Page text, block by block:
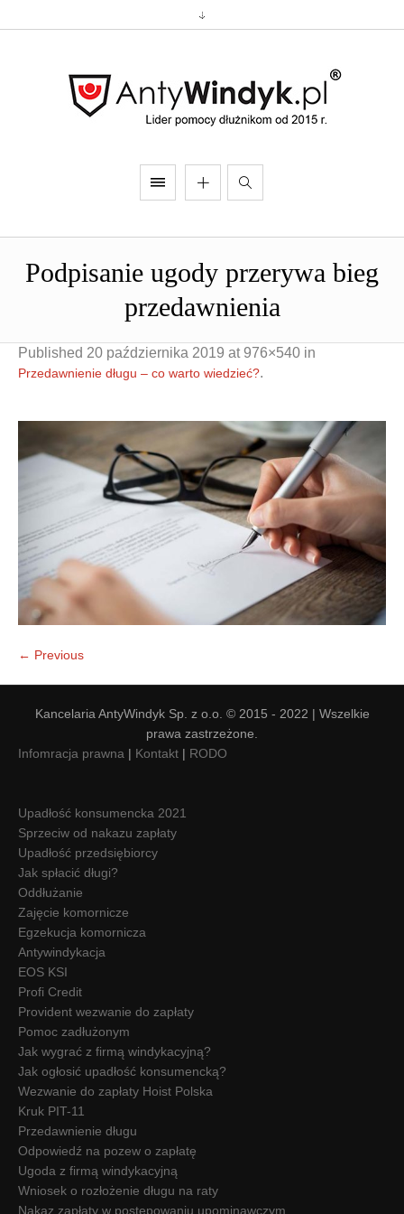
Doradztwo prawne
Doradztwo & konsulting
Negocjacje z wierzycielami
Doradztwo & konsulting
Podpisanie ugody przerywa bieg
przedawnienia
Published 20 października 2019 at 976×540 in
Przedawnienie długu – co warto wiedzieć?.
← Previous
Kancelaria AntyWindyk Sp. z o.o. © 2015 - 2022 | Wszelkie
prawa zastrzeżone.
Infomracja prawna | Kontakt | RODO
Upadłość konsumencka 2021
Sprzeciw od nakazu zapłaty
Upadłość przedsiębiorcy
Jak spłacić długi?
Oddłużanie
Zajęcie komornicze
Egzekucja komornicza
Antywindykacja
EOS KSI
Profi Credit
Provident wezwanie do zapłaty
Pomoc zadłużonym
Jak wygrać z firmą windykacyjną?
Jak ogłosić upadłość konsumencką?
Wezwanie do zapłaty Hoist Polska
Kruk PIT-11
Przedawnienie długu
Odpowiedź na pozew o zapłatę
Ugoda z firmą windykacyjną
Wniosek o rozłożenie długu na raty
Nakaz zapłaty w postępowaniu upominawczym